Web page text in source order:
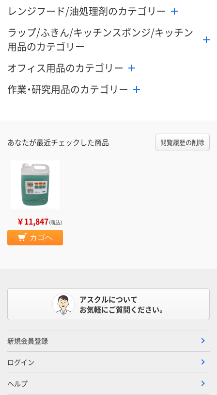
レンジフード/油処理剤のカテゴリー
ラップ/ふきん/キッチンスポンジ/キッチン
用品のカテゴリー
オフィス用品のカテゴリー
作業・研究用品のカテゴリー
あなたが最近チェックした商品 閲覧履歴の削除
￥11,847（税込）
カゴへ
アスクルについて
お気軽にご質問ください。
新規会員登録
ログイン
ヘルプ